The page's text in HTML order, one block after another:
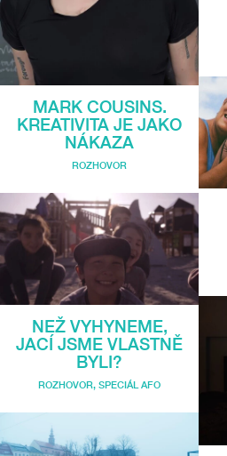
MARK COUSINS.
KREATIVITA JE JAKO
NÁKAZA
ROZHOVOR
NEŽ VYHYNEME,
JACÍ JSME VLASTNĚ
BYLI?
ROZHOVOR, SPECIÁL AFO